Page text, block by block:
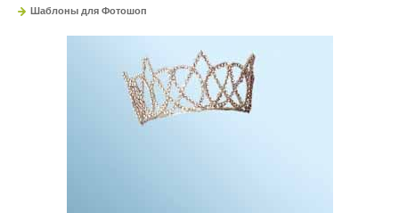
Шаблоны для Фотошоп